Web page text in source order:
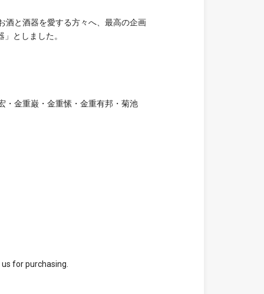
酒と酒器を愛する方々へ、最高の企画
としました。
・金重巌・金重愫・金重有邦・菊池
for purchasing.